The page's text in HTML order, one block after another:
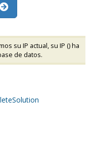
su IP actual, su IP () ha
de datos.